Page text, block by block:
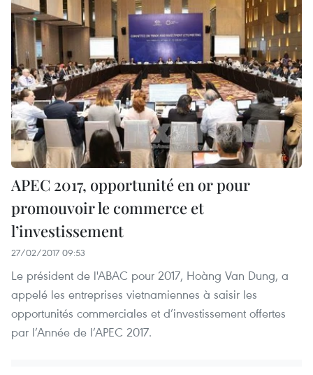
APEC 2017, opportunité en or pour
promouvoir le commerce et
l’investissement
27/02/2017 09:53
Le président de l'ABAC pour 2017, Hoàng Van Dung, a
appelé les entreprises vietnamiennes à saisir les
opportunités commerciales et d’investissement offertes
par l’Année de l’APEC 2017.